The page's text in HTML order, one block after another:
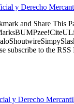
y Derecho
and Share This
to the
y Derecho